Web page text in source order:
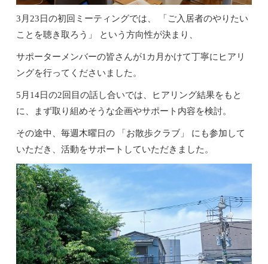
3月 23 日の初回ミーティングでは、 「ご入居者のやりたい
ことを聴き取ろう」 という方向性が決まり、
サポーターメンバーの皆さんが1 カ月かけて丁寧にヒアリ
ングを行ってくださいました。
5月 14日の2回目の話し合いでは、ヒアリング結果をもと
に、まず取り組めそうな企画やサポート内容を検討。
その途中、毎週木曜日の 「お散歩クラブ」 にも参加して
いただき、活動をサポートしていただきました。